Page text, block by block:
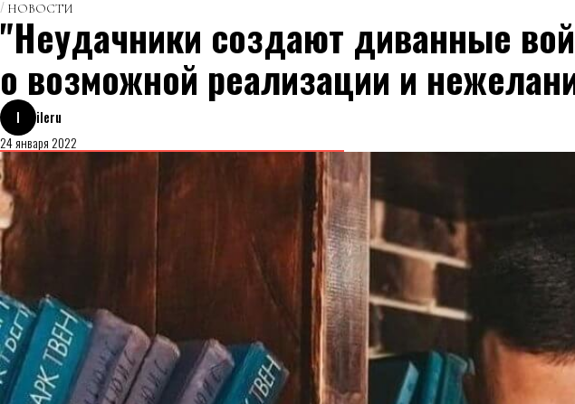
НОВОСТИ
"Неудачники создают диванные
о возможной реализации и
I
ileru
24 января 2022